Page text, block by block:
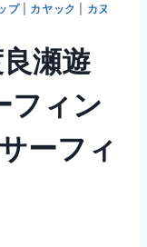
プ| カヤック
カヌ
瀬遊
フィン
ーフィ